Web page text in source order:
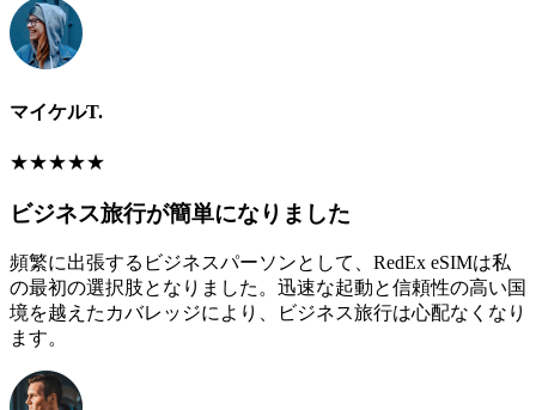
マイケルT.
★★★★★
ビジネス旅行が簡単になりました
頻繁に出張するビジネスパーソンとして、RedEx eSIMは私
の最初の選択肢となりました。迅速な起動と信頼性の高い国
境を越えたカバレッジにより、ビジネス旅行は心配なくなり
ます。